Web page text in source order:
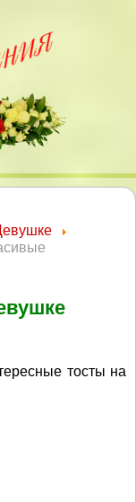
тосты на